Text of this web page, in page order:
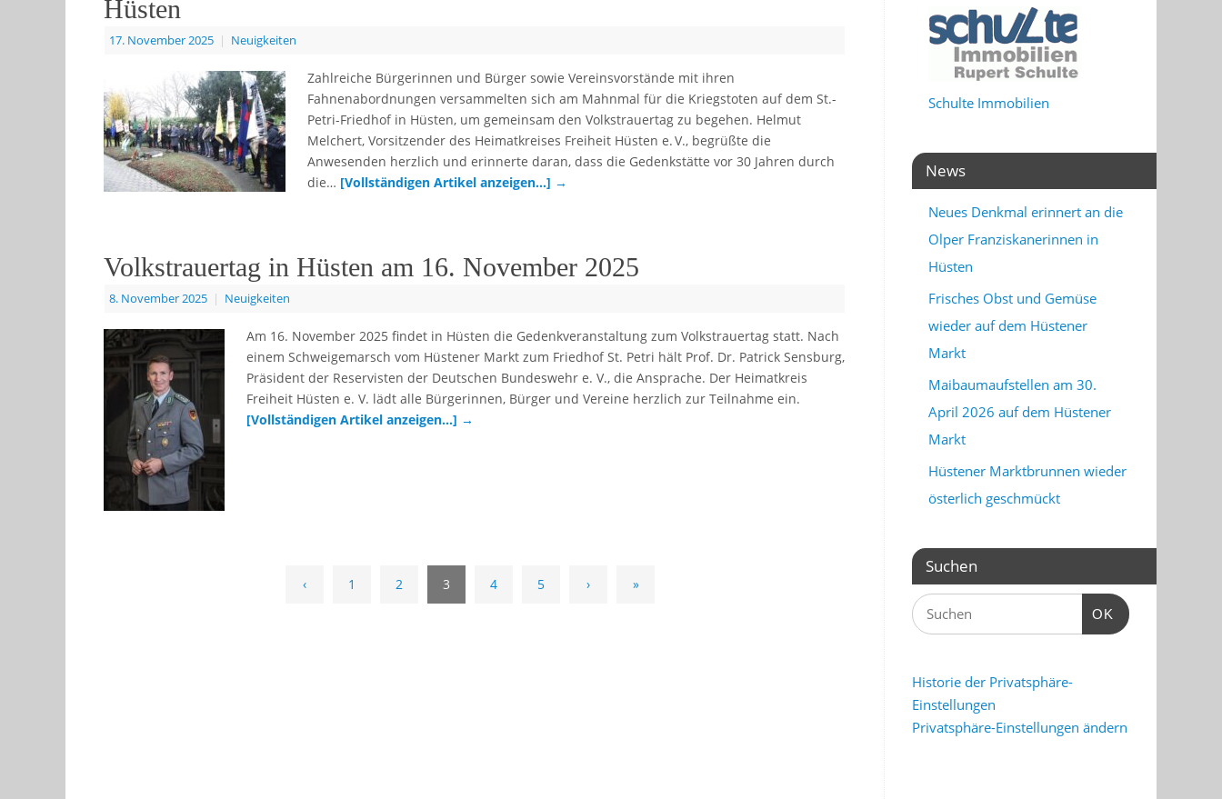
Hüsten
17. November 2025 | Neuigkeiten
Zahlreiche Bürgerinnen und Bürger sowie Vereinsvorstände mit ihren
Fahnenabordnungen versammelten sich am Mahnmal für die Kriegstoten auf dem St.-
Petri-Friedhof in Hüsten, um gemeinsam den Volkstrauertag zu begehen. Helmut
Melchert, Vorsitzender des Heimatkreises Freiheit Hüsten e. V., begrüßte die
Anwesenden herzlich und erinnerte daran, dass die Gedenkstätte vor 30 Jahren durch
die… [Vollständigen Artikel anzeigen…] →
Volkstrauertag in Hüsten am 16. November 2025
8. November 2025 | Neuigkeiten
Am 16. November 2025 findet in Hüsten die Gedenkveranstaltung zum Volkstrauertag statt. Nach
einem Schweigemarsch vom Hüstener Markt zum Friedhof St. Petri hält Prof. Dr. Patrick Sensburg,
Präsident der Reservisten der Deutschen Bundeswehr e. V., die Ansprache. Der Heimatkreis
Freiheit Hüsten e. V. lädt alle Bürgerinnen, Bürger und Vereine herzlich zur Teilnahme ein.
[Vollständigen Artikel anzeigen…] →
‹ 1 2 3 4 5 › »
Schulte Immobilien
News
Neues Denkmal erinnert an die
Olper Franziskanerinnen in
Hüsten
Frisches Obst und Gemüse
wieder auf dem Hüstener
Markt
Maibaumaufstellen am 30.
April 2026 auf dem Hüstener
Markt
Hüstener Marktbrunnen wieder
österlich geschmückt
Suchen
OK
Historie der Privatsphäre-
Einstellungen
Privatsphäre-Einstellungen ändern